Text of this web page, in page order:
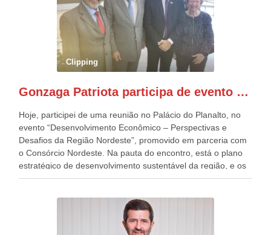
quatro décadas, como Patriota até no nome, participo
anualmente dos desfiles de Sete de Setembro, na
Esplanada dos Ministérios, em Brasília. Este ano, o governo
preparou espaços com cadeiras e coberturas, para 30.000
pessoas, só que o número de Patriotas Brasileiros
Independentes, dobrou na Esplanada. Eu, Lula e os
Patriota.
Clipping
Gonzaga Patriota participa de evento em prol do desenvolvimento do Nordeste
Hoje, participei de uma reunião no Palácio do Planalto, no
evento “Desenvolvimento Econômico – Perspectivas e
Desafios da Região Nordeste”, promovido em parceria com
o Consórcio Nordeste. Na pauta do encontro, está o plano
estratégico de desenvolvimento sustentável da região, e os
desafios para a elaboração de políticas públicas, que
evento contou com a presença do Vice-presidente Geraldo
Alckmin, que também ocupa o Ministério do
Desenvolvimento, Indústria, Comércio e Serviços, o ex